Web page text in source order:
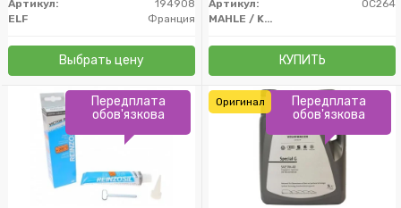
Артикул:
194908
ELF
Франция
Выбрать цену
Артикул:
OC264
MAHLE / KNECHT
КУПИТЬ
Передплата
обов'язкова
Передплата
обов'язкова
Оригинал